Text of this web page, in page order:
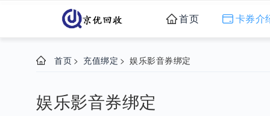
首页 卡券介
首页 > 充值绑定 > 娱乐影音券绑定
娱乐影音券绑定